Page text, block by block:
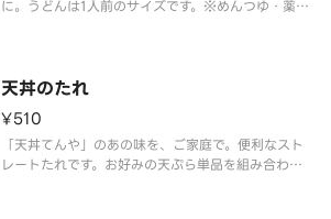
に。うどんは1人前のサイズです。※めんつゆ・薬味
天丼のたれ
¥510
「天丼てんや」のあの味を、ご家庭で。便利なスト
レートたれです。お好みの天ぷら単品を組み合わせ